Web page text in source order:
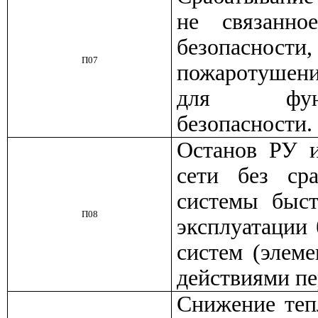
П07
не
для
безопасности.
П08
Останов РУ
сети без
системы
систем
действиями
Снижение